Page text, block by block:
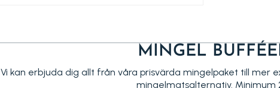
MINGEL
Vi kan erbjuda dig allt från våra prisvärda mingelpaket till mer
mingelmatsalternativ. Minimum